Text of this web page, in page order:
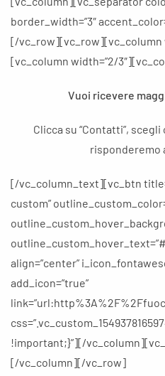
border_width=”3″
[/vc_row][vc_row][vc_column
[vc_column width=”2/
Vuoi ricevere
Clicca su “Contatti”,
risponderemo
[/vc_column_text][vc_btn
custom”
align=”center”
add_icon=”true”
!important;}”][/
[/vc_column][/vc_row]